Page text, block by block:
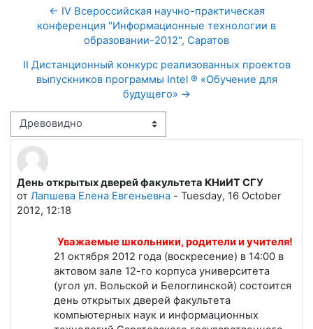
← IV Всероссийская научно-практическая
конференция "Информационные технологии в
образовании-2012", Саратов
II Дистанционный конкурс реализованных проектов
выпускников программы Intel ® «Обучение для
будущего» →
Режим отображения
День открытых дверей факультета КНиИТ СГУ
от Лапшева Елена Евгеньевна - Tuesday, 16 October
2012, 12:18
Количество ответов: 0
Уважаемые школьники, родители и учителя!
21 октября 2012 года (воскресение) в 14:00 в
актовом зале 12-го корпуса университета
(угол ул. Вольской и Белоглинской) состоится
день открытых дверей факультета
компьютерных наук и информационных